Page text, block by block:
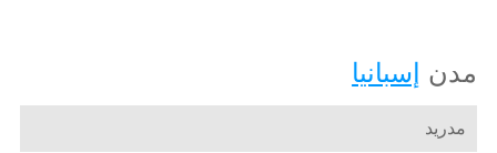
مدن إسبانيا
مدريد